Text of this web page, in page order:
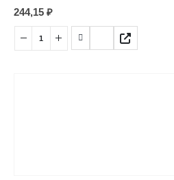
Характеристика товара:
Выключатель 1кл
Страна: Турция
Производитель: Makel
244,15 ₽